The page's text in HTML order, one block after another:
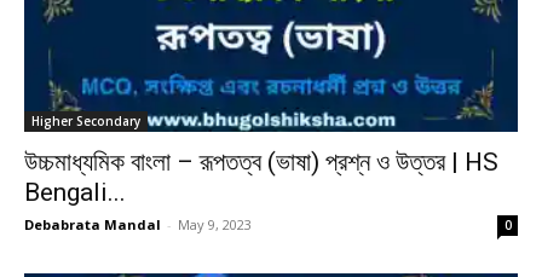
Higher Secondary
উচ্চমাধ্যমিক বাংলা – রূপতত্ব (ভাষা) প্রশ্ন ও উত্তর | HS
Bengali...
Debabrata Mandal - May 9, 2023 0